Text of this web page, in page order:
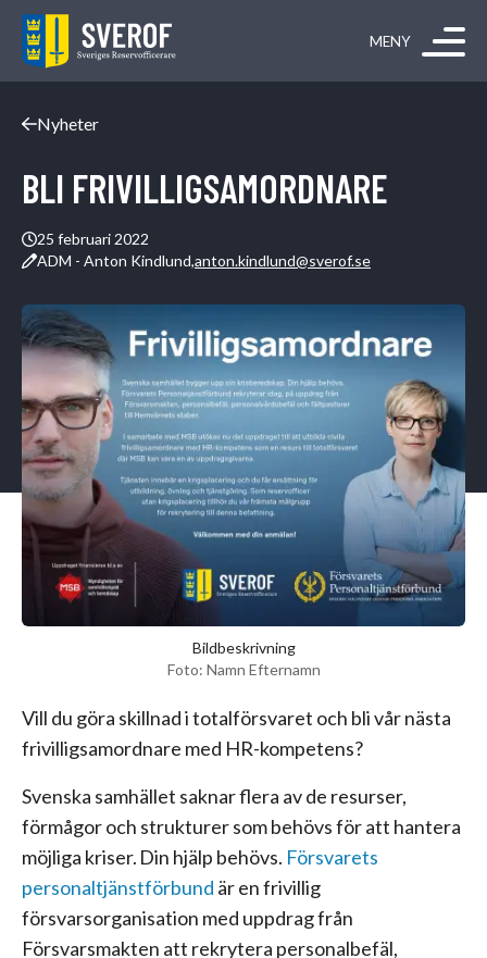
Hoppa till innehåll
Nyheter
BLI FRIVILLIGSAMORDNARE
25 februari 2022
ADM - Anton Kindlund,anton.kindlund@sverof.se
Bildbeskrivning
Foto: Namn Efternamn
Vill du göra skillnad i totalförsvaret och bli vår nästa
frivilligsamordnare med HR-kompetens?
Svenska samhället saknar flera av de resurser,
förmågor och strukturer som behövs för att hantera
möjliga kriser. Din hjälp behövs. Försvarets
personaltjänstförbund är en frivillig
försvarsorganisation med uppdrag från
Försvarsmakten att rekrytera personalbefäl,